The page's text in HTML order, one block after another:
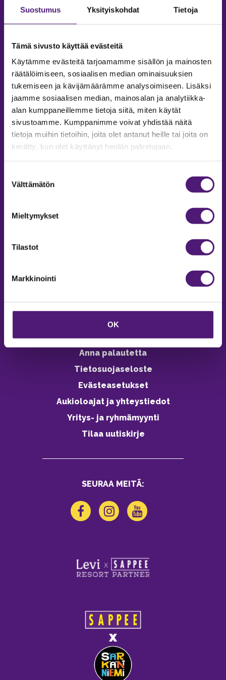
Suostumus Yksityiskohdat Tietoja
Tämä sivusto käyttää evästeitä
Käytämme evästeitä tarjoamamme sisällön ja mainosten
räätälöimiseen, sosiaalisen median ominaisuuksien
tukemiseen ja kävijämäärämme analysoimiseen. Lisäksi
jaamme sosiaalisen median, mainosalan ja analytiikka-
alan kumppaneillemme tietoja siitä, miten käytät
sivustoamme. Kumppanimme voivat yhdistää näitä
tietoja muihin tietoihin, joita olet antanut heille tai joita on
kerätty, kun olet käyttänyt heidän palvelujaan.
valinta
Välttämätön
Mieltymykset
Tilastot
Markkinointi
OK
MAJOITUS
Tiedustelut & Varaukset
Vastuullisuus
Ympäristöohjelma
Avoimet työpaikat
Anna palautetta
Tietosuojaseloste
Evästeasetukset
Aukioloajat ja yhteystiedot
Yritys- ja ryhmämyynti
Tilaa uutiskirje
SEURAA MEITÄ: